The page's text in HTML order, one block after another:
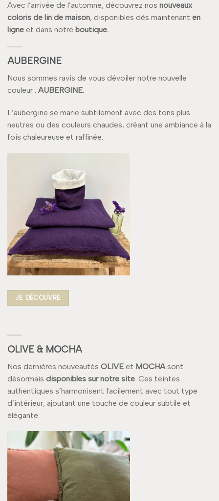
Avec l’arrivée de l’automne, découvrez nos nouveaux
coloris de lin de maison, disponibles dès maintenant en
ligne et dans notre boutique.
AUBERGINE
Nous sommes ravis de vous dévoiler notre nouvelle
couleur : AUBERGINE.
L’aubergine se marie subtilement avec des tons plus
neutres ou des couleurs chaudes, créant une ambiance à la
fois chaleureuse et raffinée.
JE DÉCOUVRE
OLIVE & MOCHA
Nos dernières nouveautés OLIVE et MOCHAsont
désormais disponibles sur notre site . Ces teintes
authentiques s’harmonisent facilement avec tout type
d’intérieur, ajoutant une touche de couleur subtile et
élégante.